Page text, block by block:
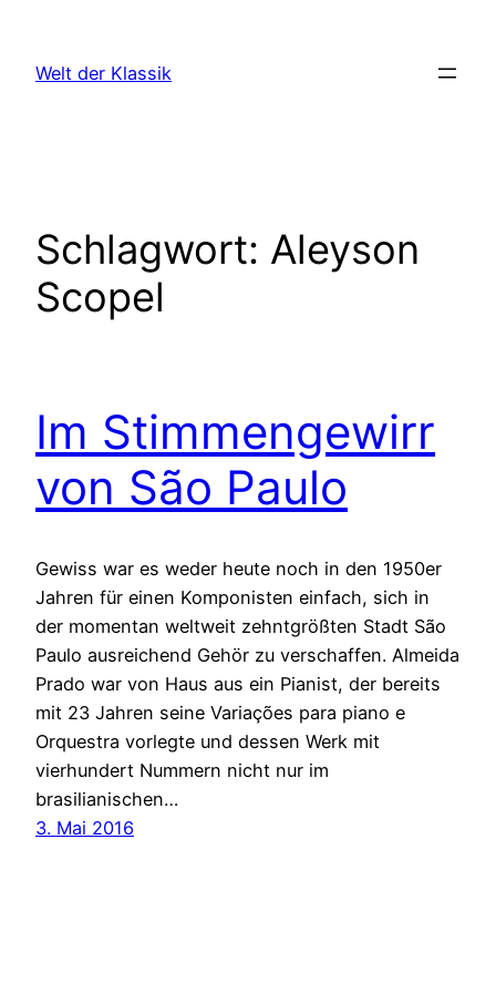
springen
Welt der Klassik
Schlagwort: Aleyson
Scopel
Im Stimmengewirr
von São Paulo
Gewiss war es weder heute noch in den 1950er
Jahren für einen Komponisten einfach, sich in
der momentan weltweit zehntgrößten Stadt São
Paulo ausreichend Gehör zu verschaffen. Almeida
Prado war von Haus aus ein Pianist, der bereits
mit 23 Jahren seine Variações para piano e
Orquestra vorlegte und dessen Werk mit
vierhundert Nummern nicht nur im
brasilianischen…
3. Mai 2016